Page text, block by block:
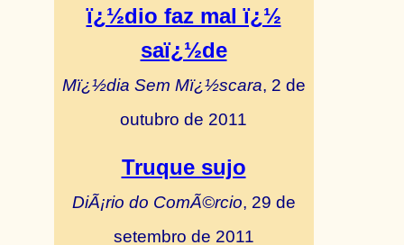
ï¿½dio faz mal ï¿½
saï¿½de
Mï¿½dia Sem Mï¿½scara, 2 de
outubro de 2011
Truque sujo
DiÃ¡rio do ComÃ©rcio, 29 de
setembro de 2011